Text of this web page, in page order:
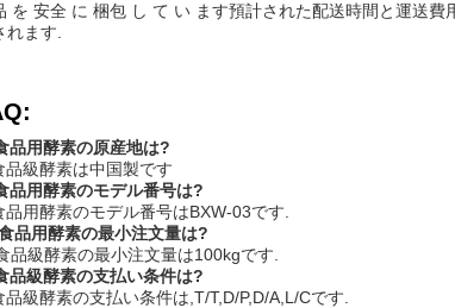
を 安全 に 梱包 し て い ます預計された配送時間と運送
れます.
品用酵素の原産地は?
品級酵素は中国製です
品用酵素のモデル番号は?
品用酵素のモデル番号はBXW-03です.
品用酵素の最小注文量は?
品級酵素の最小注文量は100kgです.
品級酵素の支払い条件は?
品級酵素の支払い条件は,T/T,D/P,D/A,L/Cです.